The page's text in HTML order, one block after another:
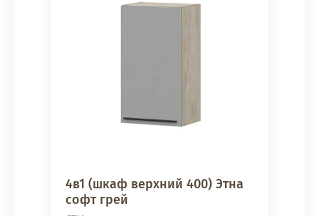
4в1 (шкаф верхний 400) Этна
софт грей